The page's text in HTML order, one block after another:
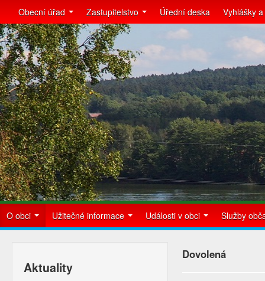
Obecní úřad Zastupitelstvo Úřední deska Vyhlášky
O obci Užitečné informace Události v obci Služby
Aktuality
Dovolená